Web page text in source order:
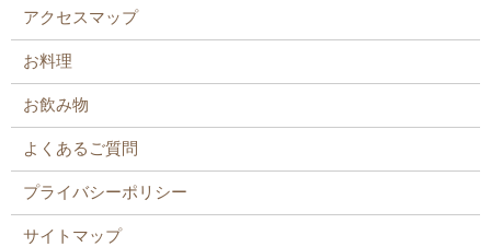
アクセスマップ
お料理
お飲み物
よくあるご質問
プライバシーポリシー
サイトマップ